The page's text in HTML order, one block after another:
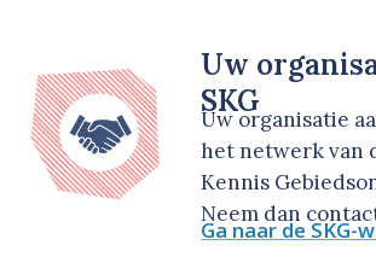
Uw
SKG
Uw organisatie
het netwerk van
Kennis
Neem dan
Ga naar de SKG-